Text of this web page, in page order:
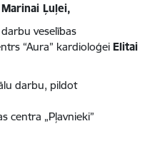
Marinai Ļuļei,
veselības
“Aura” kardioloģei Elitai
darbu, pildot
centra „Pļavnieki”